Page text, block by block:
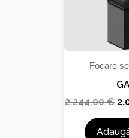
Focare
2.244,00€